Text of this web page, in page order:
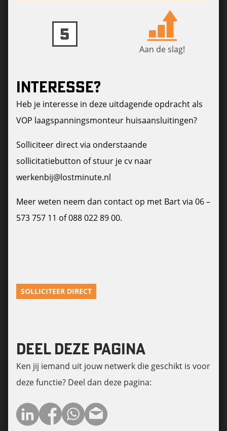
5
Aan de slag!
INTERESSE?
Heb je interesse in deze uitdagende opdracht als
VOP laagspanningsmonteur huisaansluitingen?
Solliciteer direct via onderstaande
sollicitatiebutton of stuur je cv naar
werkenbij@lostminute.nl
Meer weten neem dan contact op met Bart via 06 –
573 757 11 of 088 022 89 00.
SOLLICITEER DIRECT
DEEL DEZE PAGINA
Ken jij iemand uit jouw netwerk die geschikt is voor
deze functie? Deel dan deze pagina: